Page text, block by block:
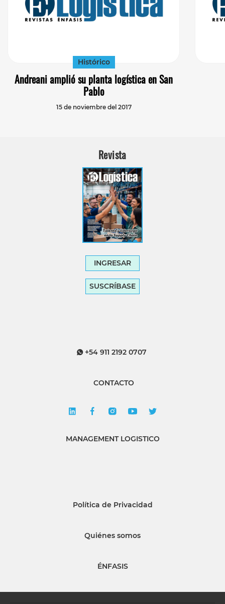
Histórico
Andreani amplió su planta logística en San
Pablo
15 de noviembre del 2017
Revista
INGRESAR
SUSCRÍBASE
+54 911 2192 0707
CONTACTO
MANAGEMENT LOGISTICO
Política de Privacidad
Quiénes somos
ÉNFASIS